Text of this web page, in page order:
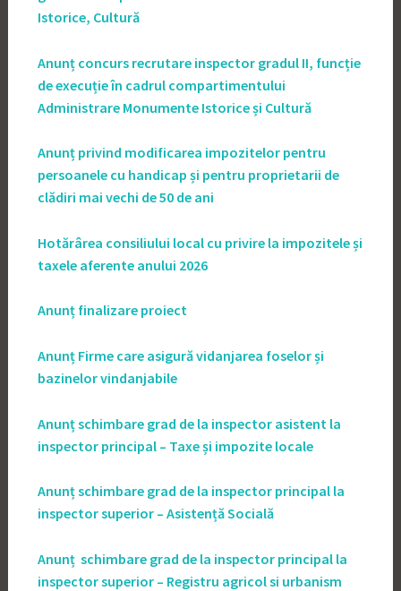
Istorice, Cultură
Anunț concurs recrutare inspector gradul II, funcție
de execuție în cadrul compartimentului
Administrare Monumente Istorice și Cultură
Anunț privind modificarea impozitelor pentru
persoanele cu handicap și pentru proprietarii de
clădiri mai vechi de 50 de ani
Hotărârea consiliului local cu privire la impozitele și
taxele aferente anului 2026
Anunț finalizare proiect
Anunț Firme care asigură vidanjarea foselor și
bazinelor vindanjabile
Anunț schimbare grad de la inspector asistent la
inspector principal – Taxe și impozite locale
Anunț schimbare grad de la inspector principal la
inspector superior – Asistență Socială
Anunț schimbare grad de la inspector principal la
inspector superior – Registru agricol si urbanism